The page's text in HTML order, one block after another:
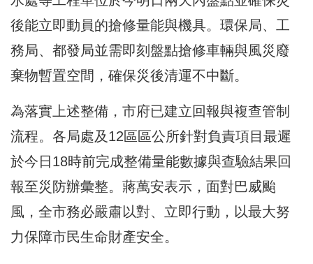
後能立即動員的搶修量能與機具。環保局、工
務局、都發局並需即刻盤點搶修車輛與風災廢
棄物暫置空間，確保災後清運不中斷。
為落實上述整備，市府已建立回報與複查管制
流程。各局處及12區區公所針對負責項目最遲
於今日18時前完成整備量能數據與查驗結果回
報至災防辦彙整。蔣萬安表示，面對巴威颱
風，全市務必嚴肅以對、立即行動，以最大努
力保障市民生命財產安全。